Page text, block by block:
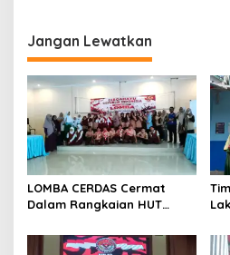
Jangan Lewatkan
LOMBA CERDAS Cermat
Dalam Rangkaian HUT
Indonesia ke-81